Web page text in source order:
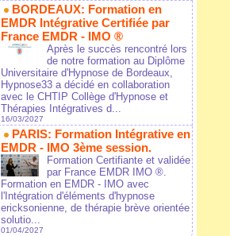
BORDEAUX: Formation en
EMDR Intégrative Certifiée par
France EMDR - IMO ®
Après le succès rencontré lors
de notre formation au Diplôme
Universitaire d'Hypnose de Bordeaux,
Hypnose33 a décidé en collaboration
avec le CHTIP Collège d'Hypnose et
Thérapies Intégratives d...
16/03/2027
PARIS: Formation Intégrative en
EMDR - IMO 3ème session.
Formation Certifiante et validée
par France EMDR IMO ®.
Formation en EMDR - IMO avec
l'Intégration d'éléments d'hypnose
ericksonienne, de thérapie brève orientée
solutio...
01/04/2027